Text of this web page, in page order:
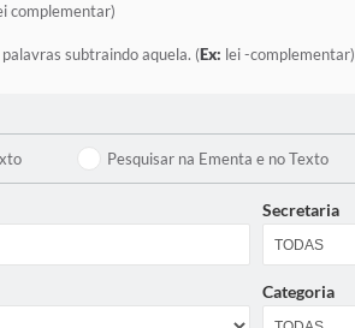
complementar)
subtraindo aquela. (Ex: lei -complementar)
Pesquisar na Ementa e no Texto
Secretaria
Categoria